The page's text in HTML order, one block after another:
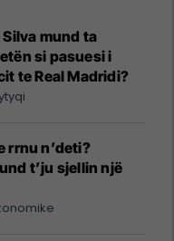
mund ta
si pasuesi i
te Real Madridi?
rrnu n’deti?
t’ju sjellin një